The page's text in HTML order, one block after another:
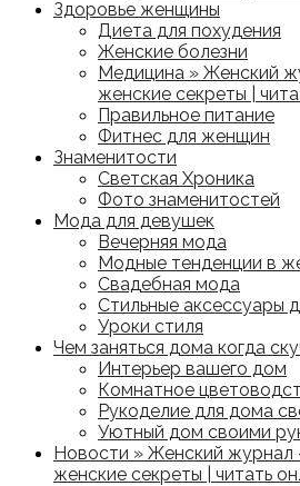
Здоровье женщины
Диета для похудения
Женские болезни
Медицина » Женский
женские секреты |
Правильное питание
Фитнес для женщин
Знаменитости
Светская Хроника
Фото знаменитостей
Мода для девушек
Вечерняя мода
Модные тенденции в
Свадебная мода
Стильные аксессуары
Уроки стиля
Чем заняться дома когда
Интерьер вашего дом
Комнатное
Рукоделие для дома
Уютный дом своими
Новости » Женский журнал
женские секреты | читать